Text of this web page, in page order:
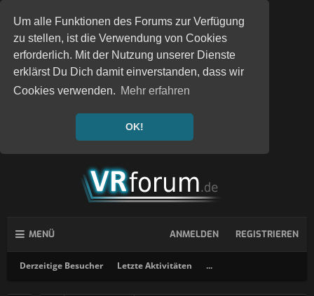
Um alle Funktionen des Forums zur Verfügung
zu stellen, ist die Verwendung von Cookies
erforderlich. Mit der Nutzung unserer Dienste
erklärst Du Dich damit einverstanden, dass wir
Cookies verwenden. Mehr erfahren
OK!
MENÜ
Derzeitige Besucher Letzte Aktivitäten ...
ANMELDEN REGISTRIEREN